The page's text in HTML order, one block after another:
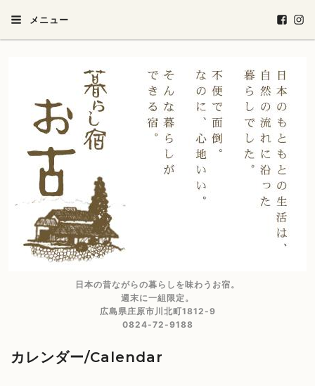
メニュー
日本の昔ながらの暮らしを味わうお宿。
週末に一組限定。
広島県庄原市川北町1812-9
0824-72-9188
カレンダー/Calendar